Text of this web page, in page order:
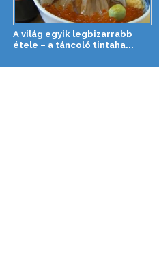
A világ egyik legbizarrabb
étele – a táncoló tintaha...